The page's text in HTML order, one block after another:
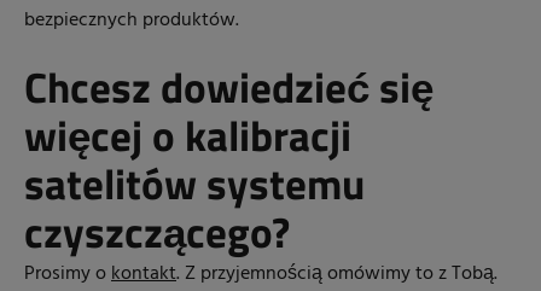
bezpiecznych produktów.
Chcesz dowiedzieć się
więcej o kalibracji
satelitów systemu
czyszczącego?
Prosimy okontakt. Z przyjemnością omówimy to z Tobą.